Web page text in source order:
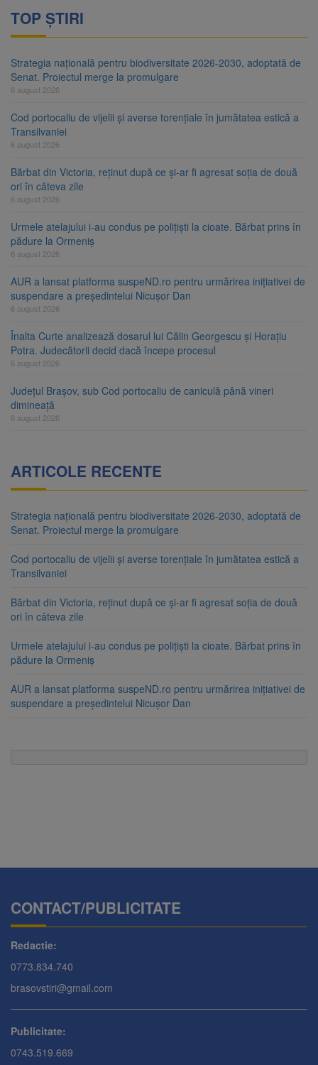
TOP ȘTIRI
Strategia națională pentru biodiversitate 2026-2030, adoptată de
Senat. Proiectul merge la promulgare
6 august 2026
Cod portocaliu de vijelii și averse torențiale în jumătatea estică a
Transilvaniei
6 august 2026
Bărbat din Victoria, reținut după ce și-ar fi agresat soția de două
ori în câteva zile
6 august 2026
Urmele atelajului i-au condus pe polițiști la cioate. Bărbat prins în
pădure la Ormeniș
6 august 2026
AUR a lansat platforma suspeND.ro pentru urmărirea inițiativei de
suspendare a președintelui Nicușor Dan
6 august 2026
Înalta Curte analizează dosarul lui Călin Georgescu și Horațiu
Potra. Judecătorii decid dacă începe procesul
6 august 2026
Județul Brașov, sub Cod portocaliu de caniculă până vineri
dimineață
6 august 2026
ARTICOLE RECENTE
Strategia națională pentru biodiversitate 2026-2030, adoptată de
Senat. Proiectul merge la promulgare
Cod portocaliu de vijelii și averse torențiale în jumătatea estică a
Transilvaniei
Bărbat din Victoria, reținut după ce și-ar fi agresat soția de două
ori în câteva zile
Urmele atelajului i-au condus pe polițiști la cioate. Bărbat prins în
pădure la Ormeniș
AUR a lansat platforma suspeND.ro pentru urmărirea inițiativei de
suspendare a președintelui Nicușor Dan
CONTACT/PUBLICITATE
Redactie:
0773.834.740
brasovstiri@gmail.com
Publicitate:
0743.519.669